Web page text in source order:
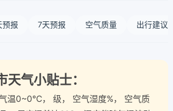
预报 7天预报 空气质量 出行建议
气小贴士：
温0~0℃， 级， 空气湿度%， 空气质